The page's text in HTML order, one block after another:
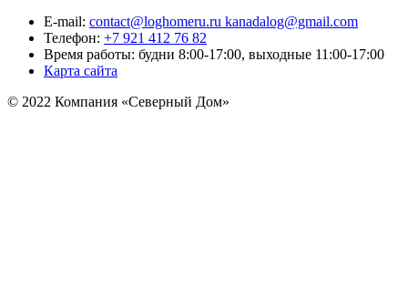
E-mail: contact@loghomeru.ru kanadalog@gmail.com
Телефон: +7 921 412 76 82
Время работы: будни 8:00-17:00, выходные 11:00-17:00
Карта сайта
© 2022 Компания «Северный Дом»